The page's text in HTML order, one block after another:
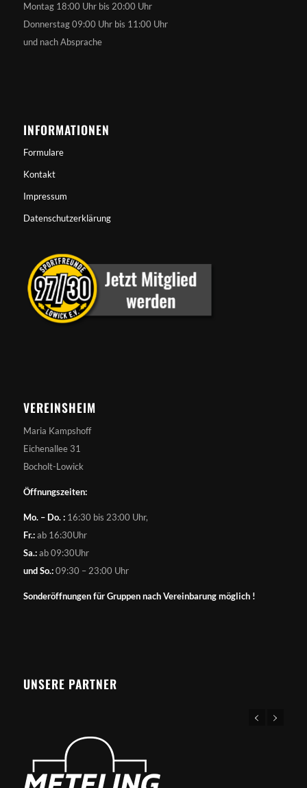
Montag 18:00 Uhr bis 20:00 Uhr
Donnerstag 09:00 Uhr bis 11:00 Uhr
und nach Absprache
INFORMATIONEN
Formulare
Kontakt
Impressum
Datenschutzerklärung
VEREINSHEIM
Maria Kampshoff
Eichenallee 31
Bocholt-Lowick
Öffnungszeiten:
Mo. – Do. :16:30 bis 23:00 Uhr,
Fr.:ab 16:30Uhr
Sa.:ab 09:30Uhr
und So.:09:30 – 23:00 Uhr
Sonderöffnungen für Gruppen nach Vereinbarung möglich !
UNSERE PARTNER